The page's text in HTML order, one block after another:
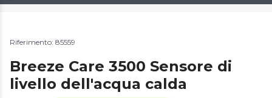
Riferimento: 85559
Breeze Care 3500 Sensore di
livello dell'acqua calda